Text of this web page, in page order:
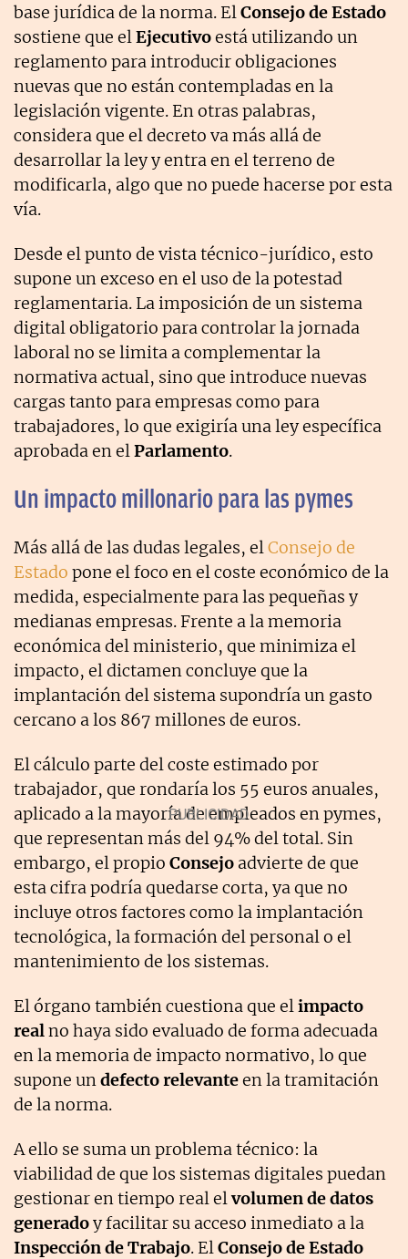
base jurídica de la norma. ElConsejo de Estado
sostiene que elEjecutivoestá utilizando un
reglamento para introducir obligaciones
nuevas que no están contempladas en la
legislación vigente. En otras palabras,
considera que el decreto va más allá de
desarrollar la ley y entra en el terreno de
modificarla, algo que no puede hacerse por esta
vía.
Desde el punto de vista técnico-jurídico, esto
supone un exceso en el uso de la potestad
reglamentaria. La imposición de un sistema
digital obligatorio para controlar la jornada
laboral no se limita a complementar la
normativa actual, sino que introduce nuevas
cargas tanto para empresas como para
trabajadores, lo que exigiría una ley específica
aprobada en elParlamento.
Un impacto millonario para las pymes
Más allá de las dudas legales, elConsejo de
Estado pone el foco en el coste económico de la
medida, especialmente para las pequeñas y
medianas empresas. Frente a la memoria
económica del ministerio, que minimiza el
impacto, el dictamen concluye que la
implantación del sistema supondría un gasto
cercano a los 867 millones de euros.
El cálculo parte del coste estimado por
trabajador, que rondaría los 55 euros anuales,
aplicado a la mayoría de empleados en pymes,
que representan más del 94% del total. Sin
embargo, el propio Consejo advierte de que
esta cifra podría quedarse corta, ya que no
incluye otros factores como la implantación
tecnológica, la formación del personal o el
mantenimiento de los sistemas.
El órgano también cuestiona que elimpacto
realno haya sido evaluado de forma adecuada
en la memoria de impacto normativo, lo que
supone undefecto relevanteen la tramitación
de la norma.
A ello se suma un problema técnico: la
viabilidad de que los sistemas digitales puedan
gestionar en tiempo real elvolumen de datos
generadoy facilitar su acceso inmediato a la
Inspección de Trabajo. ElConsejo de Estado